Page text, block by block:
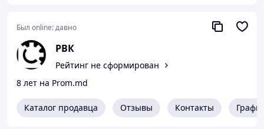
креплениеЗерно Р 120 Двусторонний диск —
Был online:давно
РВК
Рейтинг не сформирован
8 лет на Prom.md
Каталог продавца Отзывы Контакты